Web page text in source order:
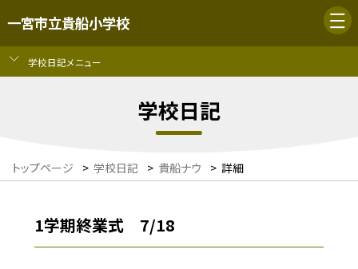
一宮市立貴船小学校
学校日記メニュー
学校日記
トップページ > 学校日記 > 貴船ナウ > 詳細
1学期終業式 7/18